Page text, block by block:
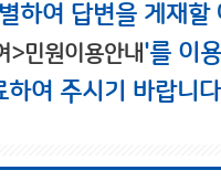
하여 답변을 게재할
>민원이용안내'를 이
여 주시기 바랍니